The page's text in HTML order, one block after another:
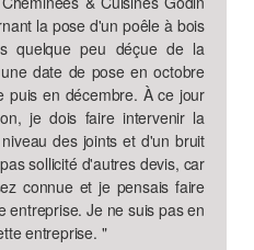
la pose d'un poêle à bois
quelque peu déçue de la
date de pose en octobre
puis en décembre. À ce jour
je dois faire intervenir la
des joints et d'un bruit
sollicité d'autres devis, car
connue et je pensais faire
entreprise. Je ne suis pas en
entreprise. "